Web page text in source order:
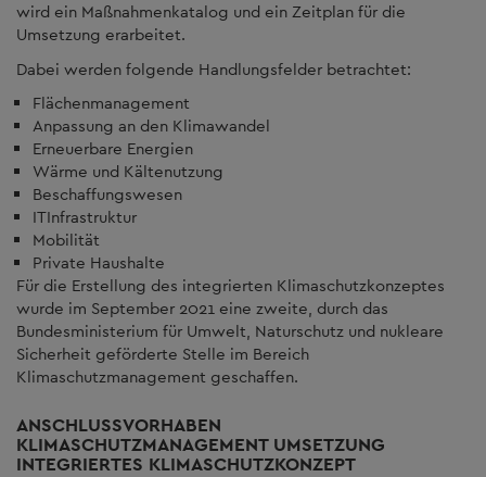
wird ein Maßnahmenkatalog und ein Zeitplan für die
Umsetzung erarbeitet.
Dabei werden folgende Handlungsfelder betrachtet:
Flächenmanagement
Anpassung an den Klimawandel
Erneuerbare Energien
Wärme und Kältenutzung
Beschaffungswesen
ITInfrastruktur
Mobilität
Private Haushalte
Für die Erstellung des integrierten Klimaschutzkonzeptes
wurde im September 2021 eine zweite, durch das
Bundesministerium für Umwelt, Naturschutz und nukleare
Sicherheit geförderte Stelle im Bereich
Klimaschutzmanagement geschaffen.
ANSCHLUSSVORHABEN
KLIMASCHUTZMANAGEMENT UMSETZUNG
INTEGRIERTES KLIMASCHUTZKONZEPT